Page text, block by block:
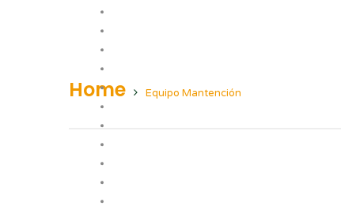
Home Equipo Mantención